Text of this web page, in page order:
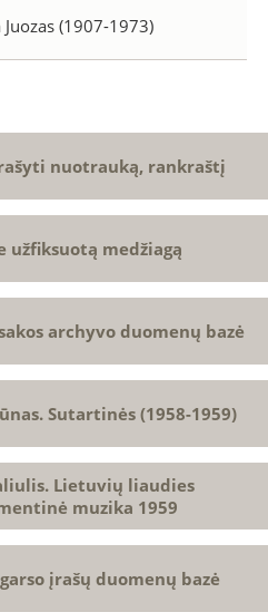
Juozas (1907-1973)
nuotrauką, rankraštį
užfiksuotą medžiagą
archyvo duomenų bazė
Sutartinės (1958-1959)
Lietuvių liaudies
muzika 1959
įrašų duomenų bazė